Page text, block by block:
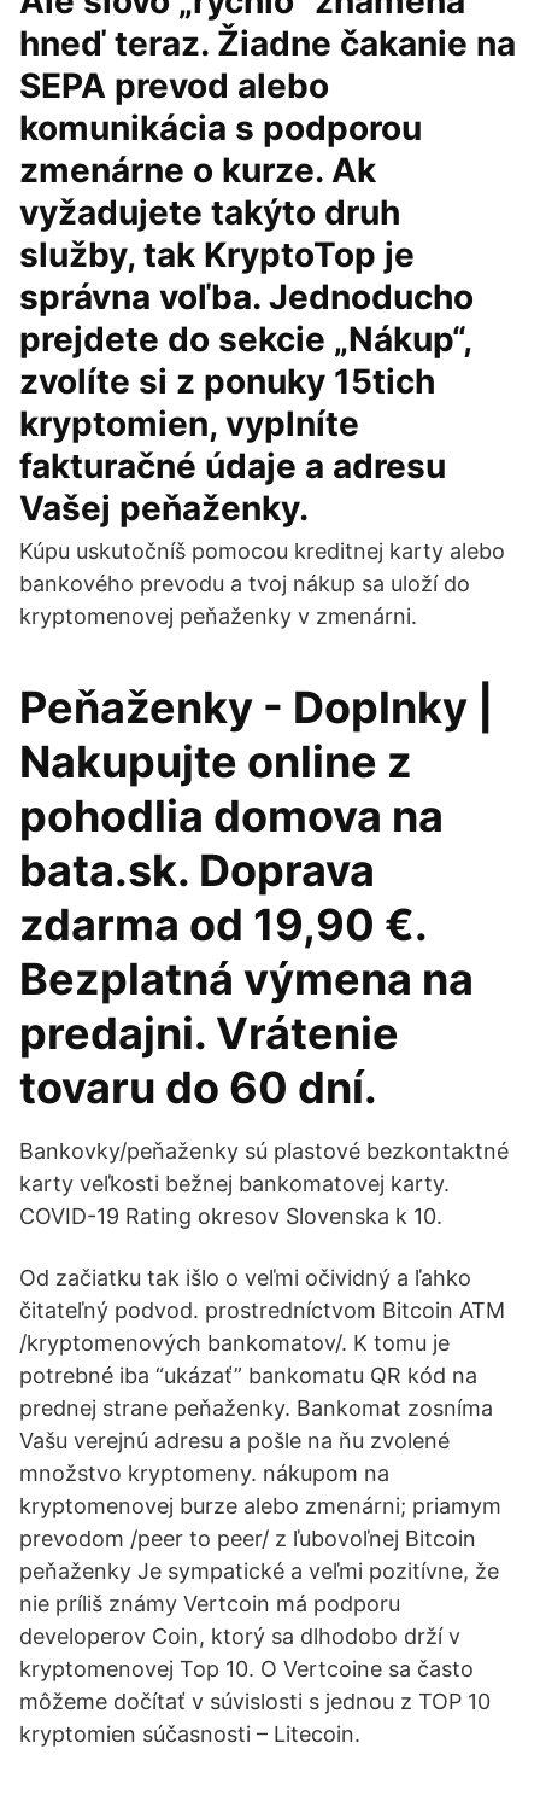
hneď teraz. Žiadne čakanie na
SEPA prevod alebo
komunikácia s podporou
zmenárne o kurze. Ak
vyžadujete takýto druh
služby, tak KryptoTop je
správna voľba. Jednoducho
prejdete do sekcie „Nákup“,
zvolíte si z ponuky 15tich
kryptomien, vyplníte
fakturačné údaje a adresu
Vašej peňaženky.
Kúpu uskutočníš pomocou kreditnej karty alebo
bankového prevodu a tvoj nákup sa uloží do
kryptomenovej peňaženky v zmenárni.
Peňaženky - Doplnky |
Nakupujte online z
pohodlia domova na
bata.sk. Doprava
zdarma od 19,90 €.
Bezplatná výmena na
predajni. Vrátenie
tovaru do 60 dní.
Bankovky/peňaženky sú plastové bezkontaktné
karty veľkosti bežnej bankomatovej karty.
COVID-19 Rating okresov Slovenska k 10.
Od začiatku tak išlo o veľmi očividný a ľahko
čitateľný podvod. prostredníctvom Bitcoin ATM
/kryptomenových bankomatov/. K tomu je
potrebné iba “ukázať” bankomatu QR kód na
prednej strane peňaženky. Bankomat zosníma
Vašu verejnú adresu a pošle na ňu zvolené
množstvo kryptomeny. nákupom na
kryptomenovej burze alebo zmenárni; priamym
prevodom /peer to peer/ z ľubovoľnej Bitcoin
peňaženky Je sympatické a veľmi pozitívne, že
nie príliš známy Vertcoin má podporu
developerov Coin, ktorý sa dlhodobo drží v
kryptomenovej Top 10. O Vertcoine sa často
môžeme dočítať v súvislosti s jednou z TOP 10
kryptomien súčasnosti – Litecoin.